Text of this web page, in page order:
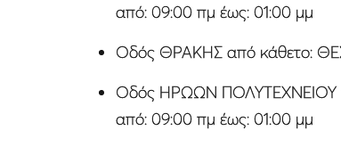
από: 09:00 πμ έως: 01:00 μμ
Οδός ΘΡΑΚΗΣ από κάθετο:
Οδός ΗΡΩΩΝ ΠΟΛΥΤΕΧΝΕΙΟΥ
από: 09:00 πμ έως: 01:00 μμ